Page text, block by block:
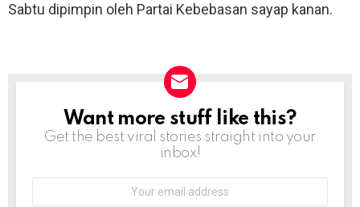
Sabtu dipimpin oleh Partai Kebebasan sayap kanan.
NEWSLETTER
Want more stuff like this?
Get the best viral stories straight into your
inbox!